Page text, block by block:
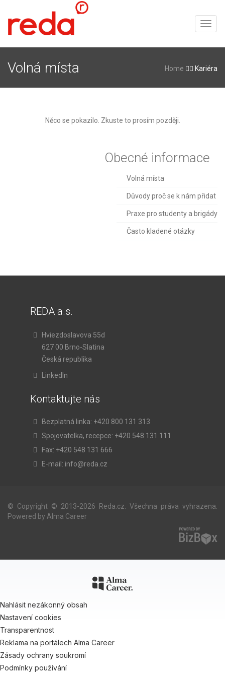
T
o
l
i
Home Kariéra
Volná místa
Něco se pokazilo. Zkuste to prosím později.
Obecné informace
Volná místa
Důvody proč se k nám přidat
Praxe pro studenty a brigády
Často kladené otázky
REDA a.s.
Hviezdoslavova 55d
627 00 Brno-Slatina
Česká republika
LinkedIn
Kontaktujte nás
Bezplatná linka: +420 800 131 313
Spojovatelka, recepce: +420 548 131 111
Fax: +420 548 131 666
E-mail: info@reda.cz
© Copyright © 2013-2026 Reda.cz. Všechna práva vyhrazena.
Powered by Alma Career
Nahlásit nezákonný obsah
Nastavení cookies
Transparentnost
Reklama na portálech Alma Career
Zásady ochrany soukromí
Podmínky používání